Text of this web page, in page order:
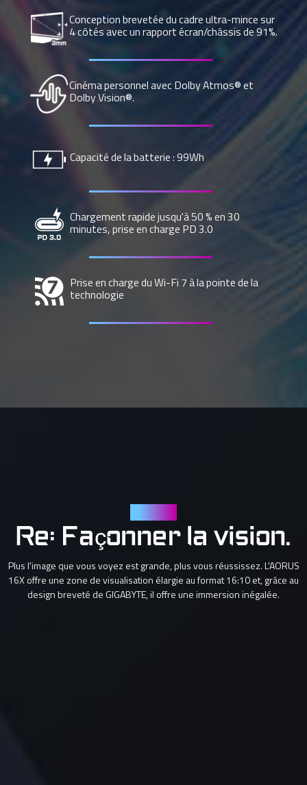
Conception brevetée du cadre ultra-mince sur
4 côtés avec un rapport écran/châssis de 91%.
Cinéma personnel avec Dolby Atmos® et
Dolby Vision®.
Capacité de la batterie : 99Wh
Chargement rapide jusqu'à 50 % en 30
minutes, prise en charge PD 3.0
Prise en charge du Wi-Fi 7 à la pointe de la
technologie
Re: Façonner la vision.
Plus l'image que vous voyez est grande, plus vous réussissez. L'AORUS
16X offre une zone de visualisation élargie au format 16:10 et, grâce au
design breveté de GIGABYTE, il offre une immersion inégalée.